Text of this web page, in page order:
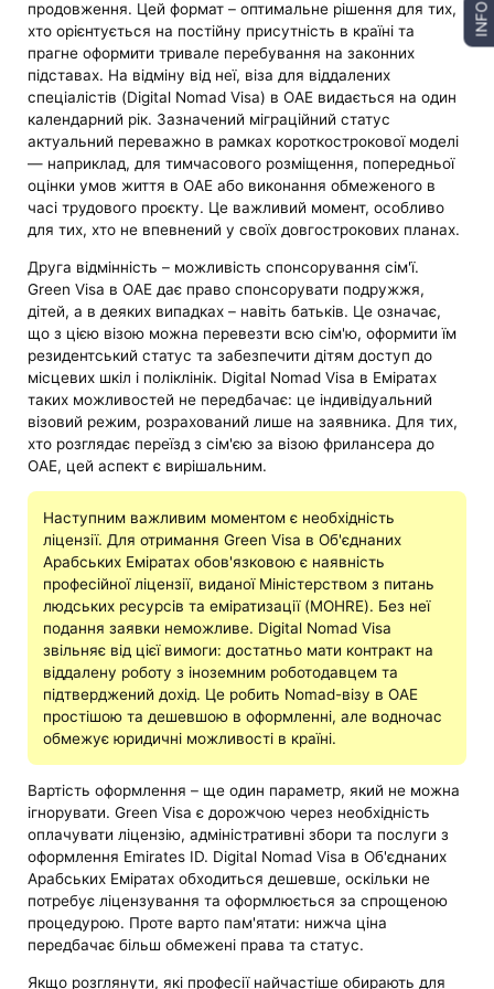
продовження. Цей формат – оптимальне рішення для тих,
хто орієнтується на постійну присутність в країні та
прагне оформити тривале перебування на законних
підставах. На відміну від неї, віза для віддалених
спеціалістів (Digital Nomad Visa) в ОАЕ видається на один
календарний рік. Зазначений міграційний статус
актуальний переважно в рамках короткострокової моделі
— наприклад, для тимчасового розміщення, попередньої
оцінки умов життя в ОАЕ або виконання обмеженого в
часі трудового проєкту. Це важливий момент, особливо
для тих, хто не впевнений у своїх довгострокових планах.
Друга відмінність – можливість спонсорування сім'ї.
Green Visa в ОАЕ дає право спонсорувати подружжя,
дітей, а в деяких випадках – навіть батьків. Це означає,
що з цією візою можна перевезти всю сім'ю, оформити їм
резидентський статус та забезпечити дітям доступ до
місцевих шкіл і поліклінік. Digital Nomad Visa в Еміратах
таких можливостей не передбачає: це індивідуальний
візовий режим, розрахований лише на заявника. Для тих,
хто розглядає переїзд з сім'єю за візою фрилансера до
ОАЕ, цей аспект є вирішальним.
Наступним важливим моментом є необхідність
ліцензії. Для отримання Green Visa в Об'єднаних
Арабських Еміратах обов'язковою є наявність
професійної ліцензії, виданої Міністерством з питань
людських ресурсів та еміратизації (MOHRE). Без неї
подання заявки неможливе. Digital Nomad Visa
звільняє від цієї вимоги: достатньо мати контракт на
віддалену роботу з іноземним роботодавцем та
підтверджений дохід. Це робить Nomad-візу в ОАЕ
простішою та дешевшою в оформленні, але водночас
обмежує юридичні можливості в країні.
Вартість оформлення – ще один параметр, який не можна
ігнорувати. Green Visa є дорожчою через необхідність
оплачувати ліцензію, адміністративні збори та послуги з
оформлення Emirates ID. Digital Nomad Visa в Об'єднаних
Арабських Еміратах обходиться дешевше, оскільки не
потребує ліцензування та оформлюється за спрощеною
процедурою. Проте варто пам'ятати: нижча ціна
передбачає більш обмежені права та статус.
Якщо розглянути, які професії найчастіше обирають для
INFO